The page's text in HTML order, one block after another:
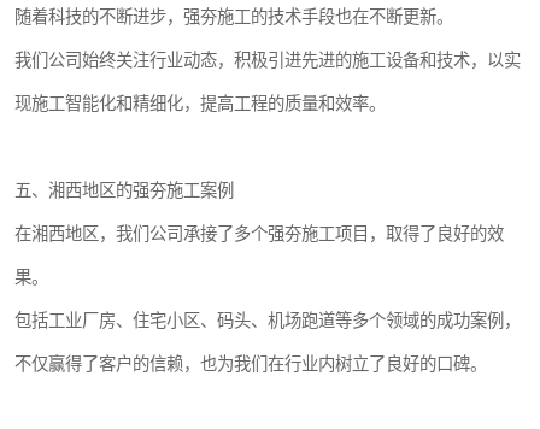
随着科技的不断进步，强夯施工的技术手段也在不断更新。
我们公司始终关注行业动态，积极引进先进的施工设备和技术，以实
现施工智能化和精细化，提高工程的质量和效率。
五、湘西地区的强夯施工案例
在湘西地区，我们公司承接了多个强夯施工项目，取得了良好的效
果。
包括工业厂房、住宅小区、码头、机场跑道等多个领域的成功案例，
不仅赢得了客户的信赖，也为我们在行业内树立了良好的口碑。